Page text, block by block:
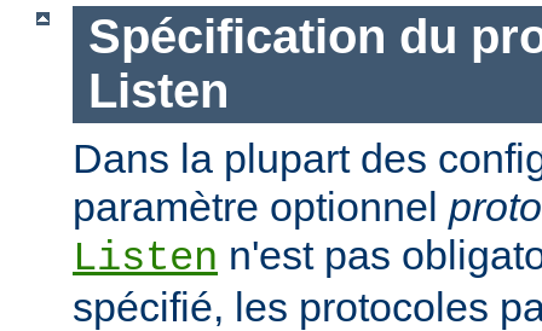
Spécification du
Listen
Dans la plupart des
paramètre optionnel
Listen n'est pas
spécifié, les protocoles